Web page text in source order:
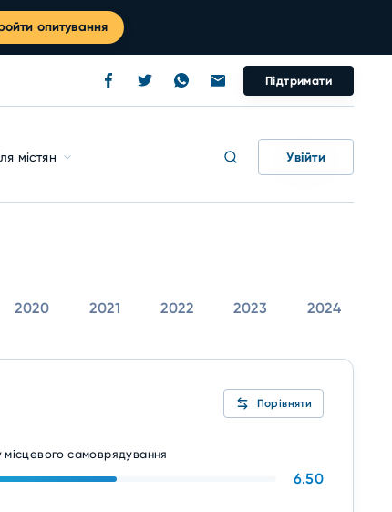
опитування
Підтримати
містян Увійти
2020 2021 2022 2023 2024
Порівняти
самоврядування
6.50